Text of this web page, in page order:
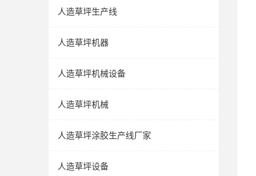
人造草坪生产线
人造草坪机器
人造草坪机械设备
人造草坪机械
人造草坪涂胶生产线厂家
人造草坪设备